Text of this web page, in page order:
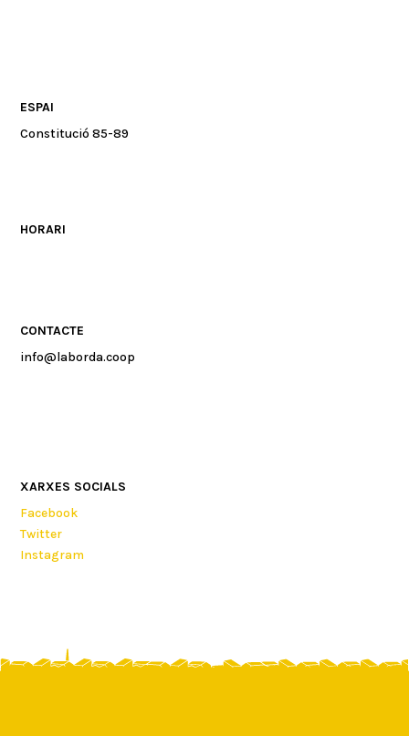
ESPAI
Constitució 85-89
HORARI
CONTACTE
info@laborda.coop
XARXES SOCIALS
Facebook
Twitter
Instagram